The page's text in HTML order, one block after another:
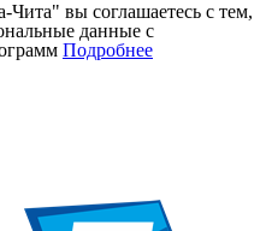
вы соглашаетесь с тем,
данные с
Подробнее